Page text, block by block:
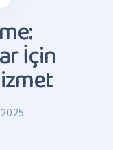
İçin